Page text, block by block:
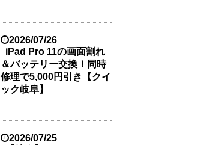
2026/07/26
iPad Pro 11の画面割れ
＆バッテリー交換！同時
修理で5,000円引き【クイ
ック岐阜】
2026/07/25